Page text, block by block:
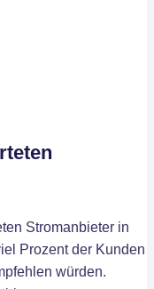
Stromanbieter in
Prozent der Kunden
würden.